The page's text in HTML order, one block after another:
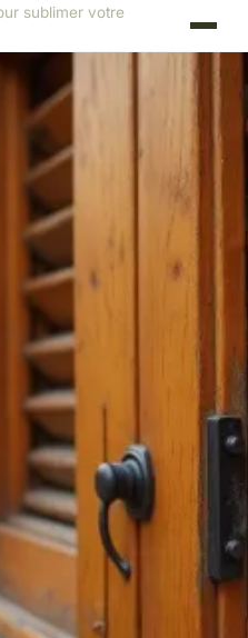
sublimer votre